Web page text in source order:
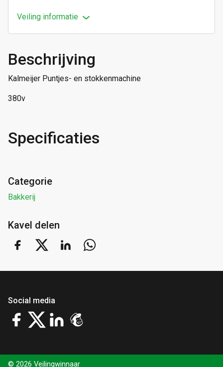
Veiling informatie
Beschrijving
Kalmeijer Puntjes- en stokkenmachine
380v
Specificaties
Categorie
Bakkerij
Kavel delen
Social media
© 2026 Veilingwinnaar